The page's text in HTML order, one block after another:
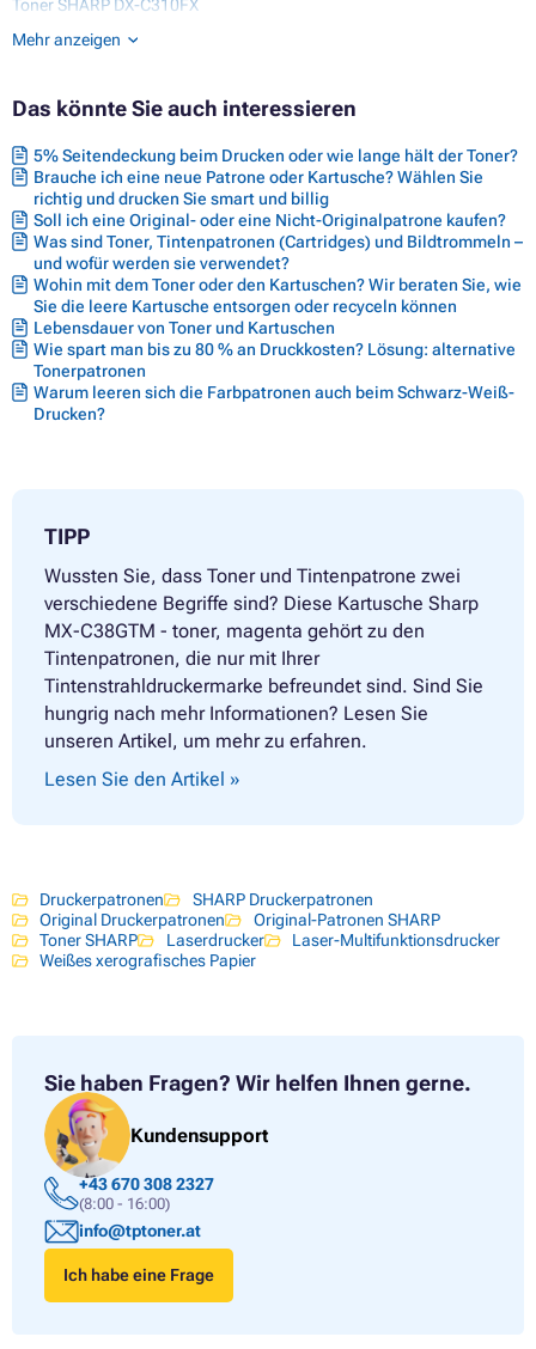
Toner SHARP DX-C310FX
Toner SHARP DX-C311
Toner SHARP DX-C311FX
Toner SHARP DX-C381
Toner SHARP DX-C383
Toner SHARP MX-C310
Toner SHARP MX-C311
Toner SHARP MX-C312
Toner SHARP MX-C380
Toner SHARP MX-C380P
Toner SHARP MX-C381
Mehr anzeigen
Das könnte Sie auch interessieren
5% Seitendeckung beim Drucken oder wie lange hält der Toner?
Brauche ich eine neue Patrone oder Kartusche? Wählen Sie
richtig und drucken Sie smart und billig
Soll ich eine Original- oder eine Nicht-Originalpatrone kaufen?
Was sind Toner, Tintenpatronen (Cartridges) und Bildtrommeln –
und wofür werden sie verwendet?
Wohin mit dem Toner oder den Kartuschen? Wir beraten Sie, wie
Sie die leere Kartusche entsorgen oder recyceln können
Lebensdauer von Toner und Kartuschen
Wie spart man bis zu 80 % an Druckkosten? Lösung: alternative
Tonerpatronen
Warum leeren sich die Farbpatronen auch beim Schwarz-Weiß-
Drucken?
TIPP
Wussten Sie, dass Toner und Tintenpatrone zwei
verschiedene Begriffe sind? Diese Kartusche Sharp
MX-C38GTM - toner, magenta gehört zu den
Tintenpatronen, die nur mit Ihrer
Tintenstrahldruckermarke befreundet sind. Sind Sie
hungrig nach mehr Informationen? Lesen Sie
unseren Artikel, um mehr zu erfahren.
Lesen Sie den Artikel »
Druckerpatronen
SHARP Druckerpatronen
Original Druckerpatronen
Original-Patronen SHARP
Toner SHARP
Laserdrucker
Laser-Multifunktionsdrucker
Weißes xerografisches Papier
Sie haben Fragen? Wir helfen Ihnen gerne.
Kundensupport
+43 670 308 2327
(8:00 - 16:00)
info@tptoner.at
Ich habe eine Frage